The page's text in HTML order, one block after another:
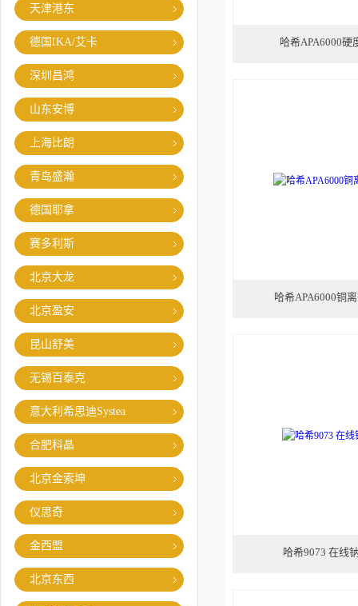
天津港东
德国IKA/艾卡
深圳昌鸿
山东安博
上海比朗
青岛盛瀚
德国耶拿
赛多利斯
北京大龙
北京盈安
昆山舒美
无锡百泰克
意大利希思迪Systea
合肥科晶
北京金索坤
仪思奇
金西盟
北京东西
哈希APA6000硬
哈希APA6000铜
哈希9073 在线